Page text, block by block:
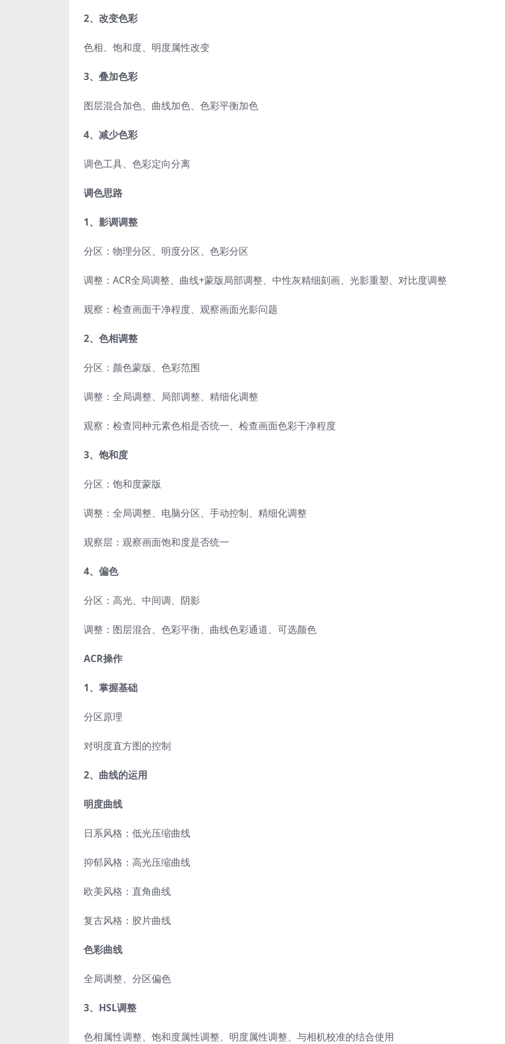
2、改变色彩
色相、饱和度、明度属性改变
3、叠加色彩
图层混合加色、曲线加色、色彩平衡加色
4、减少色彩
调色工具、色彩定向分离
调色思路
1、影调调整
分区：物理分区、明度分区、色彩分区
调整：ACR全局调整、曲线+蒙版局部调整、中性灰精细刻画、光影重塑、对比度调整
观察：检查画面干净程度、观察画面光影问题
2、色相调整
分区：颜色蒙版、色彩范围
调整：全局调整、局部调整、精细化调整
观察：检查同种元素色相是否统一、检查画面色彩干净程度
3、饱和度
分区：饱和度蒙版
调整：全局调整、电脑分区、手动控制、精细化调整
观察层：观察画面饱和度是否统一
4、偏色
分区：高光、中间调、阴影
调整：图层混合、色彩平衡、曲线色彩通道、可选颜色
ACR操作
1、掌握基础
分区原理
对明度直方图的控制
2、曲线的运用
明度曲线
日系风格：低光压缩曲线
抑郁风格：高光压缩曲线
欧美风格：直角曲线
复古风格：胶片曲线
色彩曲线
全局调整、分区偏色
3、HSL调整
色相属性调整、饱和度属性调整、明度属性调整、与相机校准的结合使用